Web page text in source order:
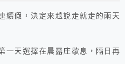
續假，決定來趟說走就走的兩天
一天選擇在晨露庄歇息，隔日再